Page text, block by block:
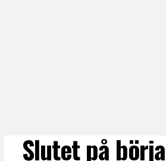
Slutet på